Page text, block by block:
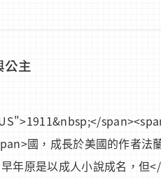
公主
國，成長於美國的作
原是以成人小說成名，但